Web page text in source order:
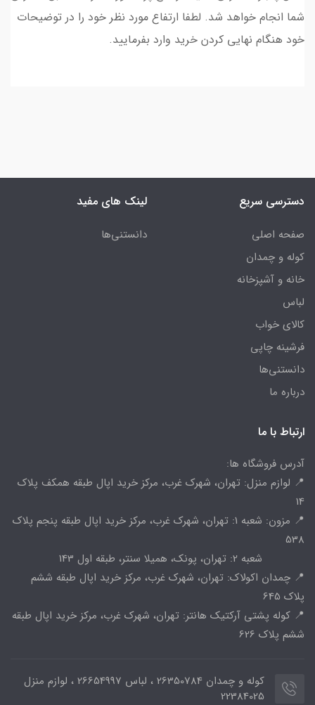
شما انجام خواهد شد. لطفا ارتفاع مورد نظر خود را در توضیحات
خود هنگام نهایی کردن خرید وارد بفرمایید.
دسترسی سریع
صفحه اصلی
کوله و چمدان
خانه و آشپزخانه
لباس
کالای خواب
فرشینه چاپی
دانستنی‌ها
درباره ما
لینک های مفید
دانستنی‌ها
ارتباط با ما
آدرس فروشگاه ها:
📍 لوازم منزل: تهران، شهرک غرب، مرکز خرید اپال طبقه همکف پلاک
14
📍 مزون: شعبه 1: تهران، شهرک غرب، مرکز خرید اپال طبقه پنجم پلاک
538
شعبه 2: تهران، پونک، همیلا سنتر، طبقه اول 143
📍 چمدان اکولاک: تهران، شهرک غرب، مرکز خرید اپال طبقه ششم
پلاک 645
📍 کوله پشتی آرکتیک هانتر: تهران، شهرک غرب، مرکز خرید اپال طبقه
ششم پلاک 626
کوله و چمدان 26350784 ، لباس 26654997 ، لوازم منزل
22384025